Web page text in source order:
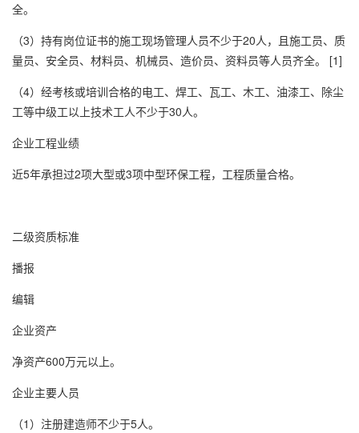
全。
（3）持有岗位证书的施工现场管理人员不少于20人，且施工员、质
量员、安全员、材料员、机械员、造价员、资料员等人员齐全。 [1]
（4）经考核或培训合格的电工、焊工、瓦工、木工、油漆工、除尘
工等中级工以上技术工人不少于30人。
企业工程业绩
近5年承担过2项大型或3项中型环保工程，工程质量合格。
二级资质标准
播报
编辑
企业资产
净资产600万元以上。
企业主要人员
（1）注册建造师不少于5人。